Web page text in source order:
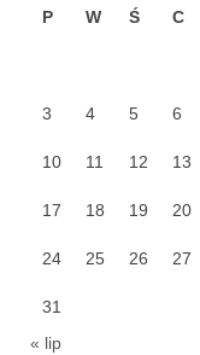
Sakramenty
Sakrament
Sakrament
Sakrament
P
W Ś C
3 4 5 6
10 11 12 13
17 18 19 20
24 25 26 27
31
« lip